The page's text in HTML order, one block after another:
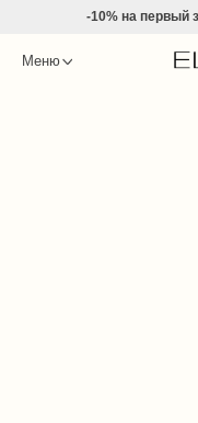
-10% напервый
Меню